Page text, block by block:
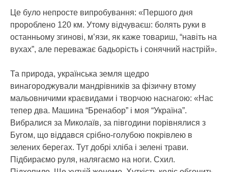
Це було непросте випробування: «Першого дня
пророблено 120 км. Утому відчуваєш: болять руки в
останньому згинові, м’язи, як каже товариш, “навіть на
вухах”, але переважає бадьорість і сонячний настрій».
Та природа, українська земля щедро
винагороджували мандрівників за фізичну втому
мальовничими краєвидами і творчою наснагою: «Нас
тепер два. Машина “Бренабор” і моя “Україна”.
Вибралися за Миколаїв, за півгодини порівнялися з
Бугом, що віддався срібно-голубою покрівлею в
зелених берегах. Тут добрі хліба і зелені трави.
Підбираємо руля, налягаємо на ноги. Схил.